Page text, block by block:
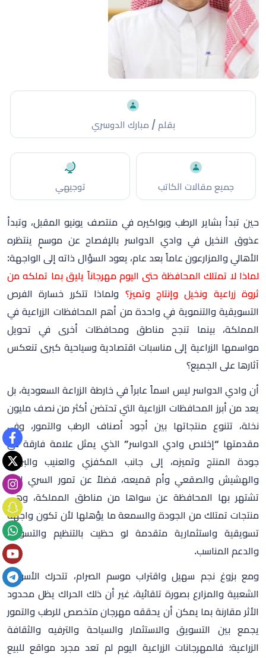
بقلم / مبارك الدوسري
جميع مقالات الكاتب توجيهي
حين تبدأ بشاير الرطب وبواكيره في منتصف يونيو المقبل، وتبدأ
عذوق النخيل في وادي الدواسر بالإفصاح عن موسمٍ ينتظره
الأهالي والمزارعون عاماً بعد عام، يعود السؤال ذاته إلى الواجهة:
لماذا لا تمتلك المحافظة حتى اليوم مهرجاناً يليق بما تملكه من
ثروة زراعية ونخيل وإنتاج وتميز؟ ولماذا تتكرر خسارة الفرص
التسويقية والتنموية في واحدة من أهم المحافظات الزراعية في
المملكة، بينما تنجح مناطق ومحافظات أخرى في تحويل
مواسمها الزراعية إلى مناسبات اقتصادية وسياحية كبرى تنعكس
آثارها على الجميع؟
أن وادي الدواسر ليس اسماً عابراً في خارطة الزراعة السعودية، بل
يعد من أبرز المحافظات الزراعية التي تحتضن أكثر من نصف مليون
نخلة، تتنوع منتجاتها بين أجود أصناف الرطب والتمور، وفي
مقدمتها “إخلاص وادي الدواسر” الذي يمثل علامة فارقة في
جودة المنتج وتميزه، إلى جانب المكفزي والعنيب والبرحي
والهشيش والصقعي وأم قميعه، فضلاً عن تمور السري التي
تشتهر بها المحافظة عن سواها من مناطق المملكة، وهي
منتجات تمتلك من الجودة والسمعة ما يؤهلها لأن تكون واجهة
تسويقية واستثمارية متقدمة لو حظيت بالتنظيم والتسويق
والدعم المناسب.
ومع بزوغ نجم سهيل واقتراب موسم الصرام، تتحرك الأسواق
الشعبية والمزارع بصورة تلقائية، غير أن ذلك الحراك يظل محدود
الأثر مقارنة بما يمكن أن يحققه مهرجان متخصص للرطب والتمور
يجمع بين التسويق والاستثمار والسياحة والترفيه والثقافة
الزراعية؛ فالمهرجانات الزراعية اليوم لم تعد مجرد مواقع للبيع